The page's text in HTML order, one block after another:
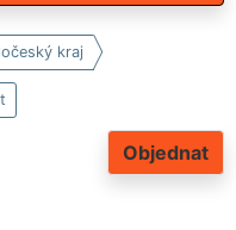
kraj
Objednat